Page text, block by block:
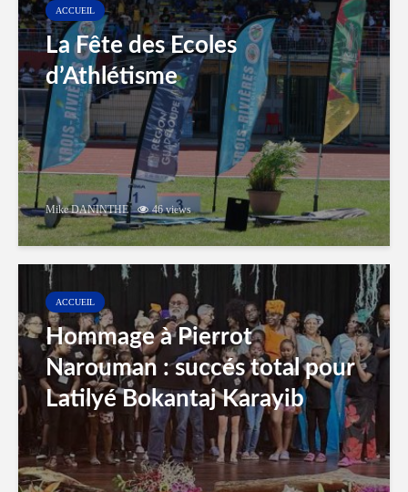
ACCUEIL
La Fête des Ecoles
d’Athlétisme
Mike DANINTHE 46 views
ACCUEIL
Hommage à Pierrot
Narouman : succés total pour
Latilyé Bokantaj Karayib